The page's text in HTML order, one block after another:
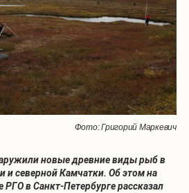
Фото: Григорий Маркевич
новые древние виды рыб в
и северной Камчатки. Об этом на
в Санкт-Петербурге рассказал